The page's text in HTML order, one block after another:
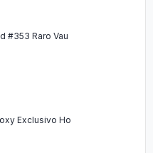
#353 Raro Vau
Exclusivo Ho